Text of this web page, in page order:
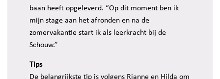
baan heeft opgeleverd. “Op dit moment ben ik
mijn stage aan het afronden en na de
zomervakantie start ik als leerkracht bij de
Schouw.”
Tips
De belangrijkste tip is volgens Rianne en Hilda om